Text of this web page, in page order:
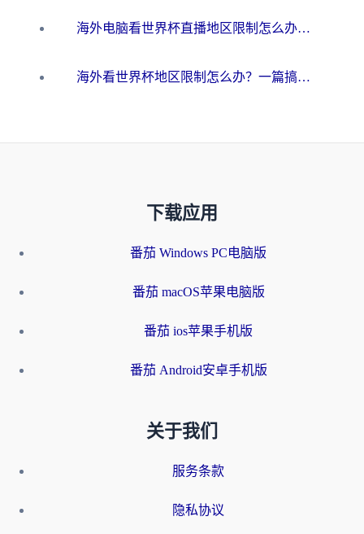
海外电脑看世界杯直播地区限制怎么办？你需要一个聪明的加速器
海外看世界杯地区限制怎么办？一篇搞定咪咕视频播放+国内资源无缝访问指南
下载应用
番茄 Windows PC电脑版
番茄 macOS苹果电脑版
番茄 ios苹果手机版
番茄 Android安卓手机版
关于我们
服务条款
隐私协议